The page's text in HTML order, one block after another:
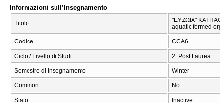
Informazioni sull’Insegnamento
Titolo
"ΕΥΖΩΪΑ" ΚΑΙ
aquatic fermed
Codice CCA6
Ciclo / Livello di Studi 2. Post Laurea
Semestre di Insegnamento Winter
Common No
Stato Inactive